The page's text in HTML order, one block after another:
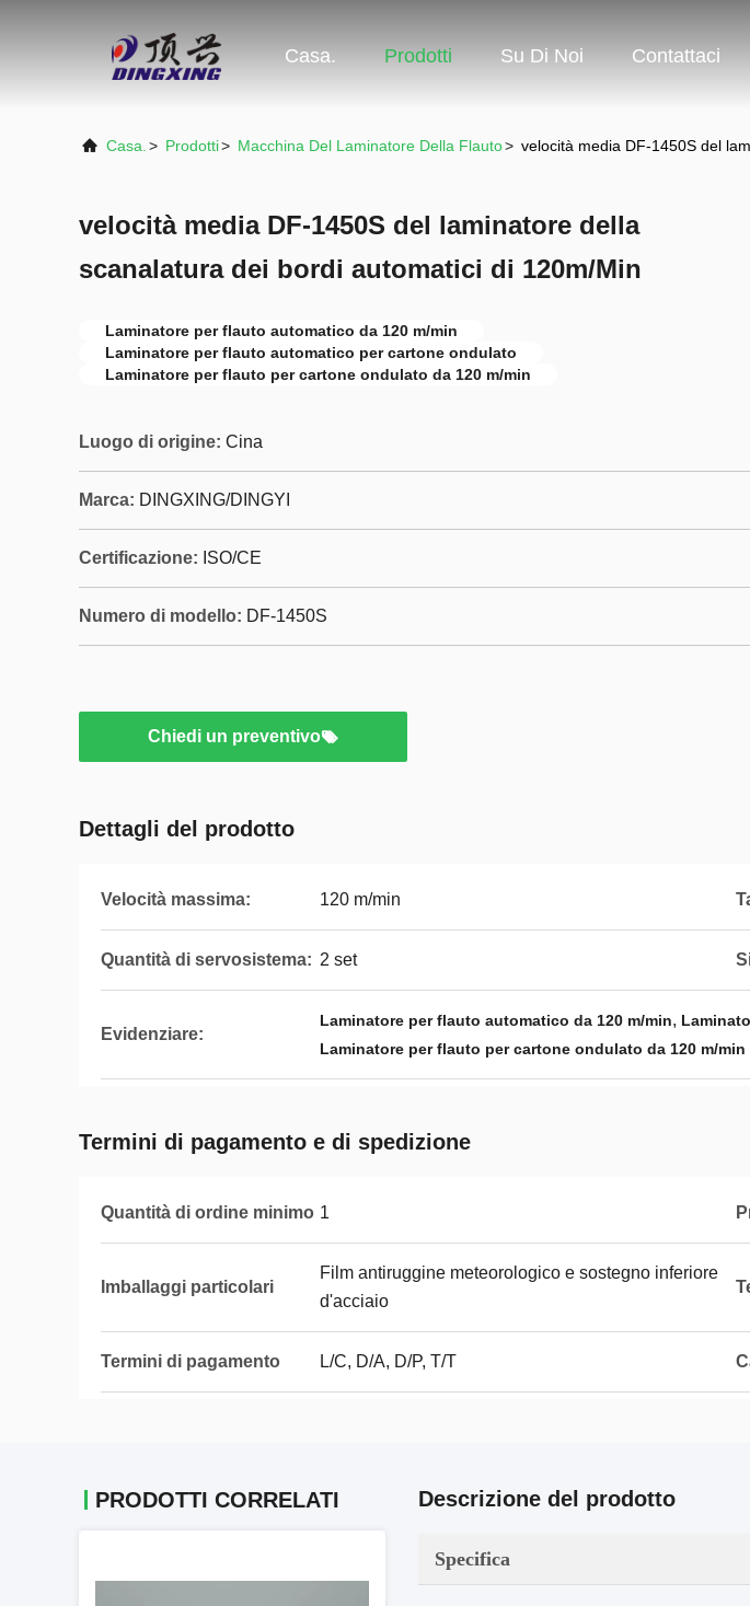
Casa. Prodotti Su Di Noi Contattaci
Casa. > Prodotti> Macchina Del Laminatore Della Flauto> velocità media DF-1450S del
velocità media DF-1450S del laminatore della
scanalatura dei bordi automatici di 120m/Min
Laminatore per flauto automatico da 120 m/min
Laminatore per flauto automatico per cartone ondulato
Laminatore per flauto per cartone ondulato da 120 m/min
Luogo di origine: Cina
Marca: DINGXING/DINGYI
Certificazione: ISO/CE
Numero di modello: DF-1450S
Chiedi un preventivo
Dettagli del prodotto
Velocità massima: 120 m/min
Quantità di servosistema: 2 set
Evidenziare:
Laminatore per flauto automatico da 120 m/min,
Laminatore per flauto per cartone ondulato da 120 m/min
Termini di pagamento e di spedizione
Quantità di ordine minimo 1
Imballaggi particolari
Film antiruggine meteorologico e sostegno inferiore
d'acciaio
Termini di pagamento L/C, D/A, D/P, T/T
PRODOTTI CORRELATI Descrizione del prodotto
Specifica